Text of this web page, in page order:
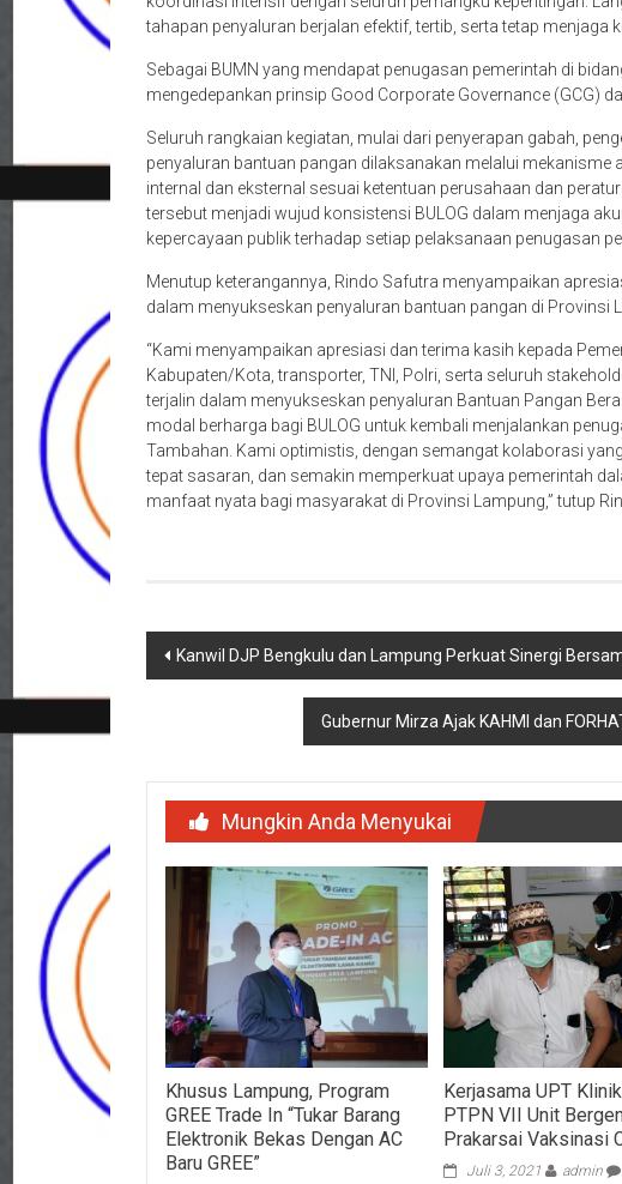
tahapan penyaluran berjalan efektif, tertib, serta tetap menjaga
Sebagai BUMN yang mendapat penugasan pemerintah di
mengedepankan prinsip Good Corporate Governance (GCG)
Seluruh rangkaian kegiatan, mulai dari penyerapan gabah,
penyaluran bantuan pangan dilaksanakan melalui
internal dan eksternal sesuai ketentuan perusahaan dan
tersebut menjadi wujud konsistensi BULOG dalam menjaga
kepercayaan publik terhadap setiap pelaksanaan penugasan
Menutup keterangannya, Rindo Safutra menyampaikan
dalam menyukseskan penyaluran bantuan pangan di Provinsi
“Kami menyampaikan apresiasi dan terima kasih kepada
Kabupaten/Kota, transporter, TNI, Polri, serta seluruh
terjalin dalam menyukseskan penyaluran Bantuan Pangan
modal berharga bagi BULOG untuk kembali menjalankan
Tambahan. Kami optimistis, dengan semangat kolaborasi
tepat sasaran, dan semakin memperkuat upaya pemerintah
manfaat nyata bagi masyarakat di Provinsi Lampung,” tutup
Navigasi
Kanwil DJP Bengkulu dan Lampung Perkuat Sinergi
Gubernur Mirza Ajak KAHMI dan
Mungkin Anda Menyukai
Khusus Lampung, Program
GREE Trade In “Tukar Barang
Elektronik Bekas Dengan AC
Baru GREE”
Kerjasama UPT
PTPN VII Unit
Prakarsai Vaksinasi
Juli 3, 2021 admin